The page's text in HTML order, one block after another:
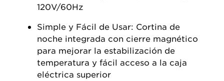
120V/60Hz
Simple y Fácil de Usar: Cortina de
noche integrada con cierre magnético
para mejorar la estabilización de
temperatura y fácil acceso a la caja
eléctrica superior